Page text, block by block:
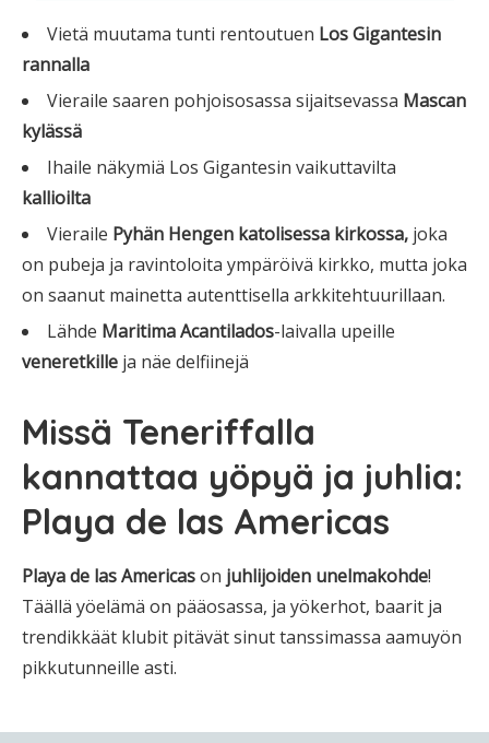
Vietä muutama tunti rentoutuen Los Gigantesin
rannalla
Vieraile saaren pohjoisosassa sijaitsevassa Mascan
kylässä
Ihaile näkymiä Los Gigantesin vaikuttavilta
kallioilta
Vieraile Pyhän Hengen katolisessa kirkossa, joka
on pubeja ja ravintoloita ympäröivä kirkko, mutta joka
on saanut mainetta autenttisella arkkitehtuurillaan.
Lähde Maritima Acantilados-laivalla upeille
veneretkille ja näe delfiinejä
Missä Teneriffalla
kannattaa yöpyä ja juhlia:
Playa de las Americas
Playa de las Americason juhlijoiden unelmakohde!
Täällä yöelämä on pääosassa, ja yökerhot, baarit ja
trendikkäät klubit pitävät sinut tanssimassa aamuyön
pikkutunneille asti.